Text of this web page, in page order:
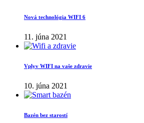
Nová technológia WIFI 6
11. júna 2021
Vplyv WIFI na vaše zdravie
10. júna 2021
Bazén bez starostí